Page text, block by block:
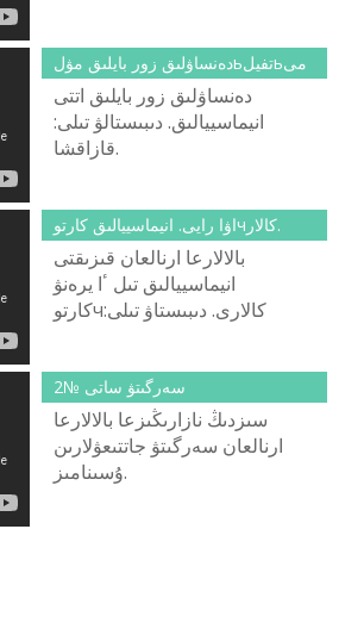
دەنساۋلىق زور بايلىق مۋلьتفيلьمى
دەنساۋلىق زور بايلىق اتتى
انيماسييالىق. دىبىستالۋ تىلى:
قازاقشا.
اۋا رايى. انيماسييالىق كارتوчكالار.
بالالارعا ارنالعان قىزىقتى
انيماسييالىق تىل ٴا يرەنۋ
كارتوчكالارى. دىبىستاۋ تىلى:
سەرگىتۋ ساتى №2
سىزدىڭ نازارىڭىزعا بالالارعا
ارنالعان سەرگىتۋ جاتتىعۋلارىن
ۇسىنامىز.